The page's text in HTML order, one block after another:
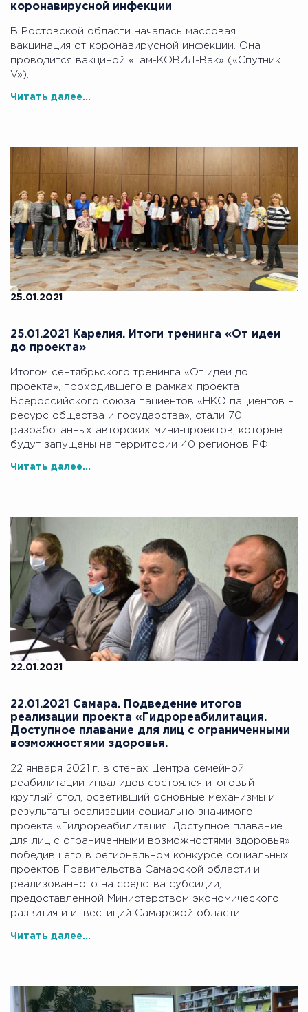
коронавирусной инфекции
В Ростовской области началась массовая
вакцинация от коронавирусной инфекции. Она
проводится вакциной «Гам-КОВИД-Вак» («Спутник
V»).
Читать далее...
25.01.2021
25.01.2021 Карелия. Итоги тренинга «От идеи
до проекта»
Итогом сентябрьского тренинга «От идеи до
проекта», проходившего в рамках проекта
Всероссийского союза пациентов «НКО пациентов –
ресурс общества и государства», стали 70
разработанных авторских мини-проектов, которые
будут запущены на территории 40 регионов РФ.
Читать далее...
22.01.2021
22.01.2021 Самара. Подведение итогов
реализации проекта «Гидрореабилитация.
Доступное плавание для лиц с ограниченными
возможностями здоровья.
22 января 2021 г. в стенах Центра семейной
реабилитации инвалидов состоялся итоговый
круглый стол, осветивший основные механизмы и
результаты реализации социально значимого
проекта «Гидрореабилитация. Доступное плавание
для лиц с ограниченными возможностями здоровья»,
победившего в региональном конкурсе социальных
проектов Правительства Самарской области и
реализованного на средства субсидии,
предоставленной Министерством экономического
развития и инвестиций Самарской области..
Читать далее...